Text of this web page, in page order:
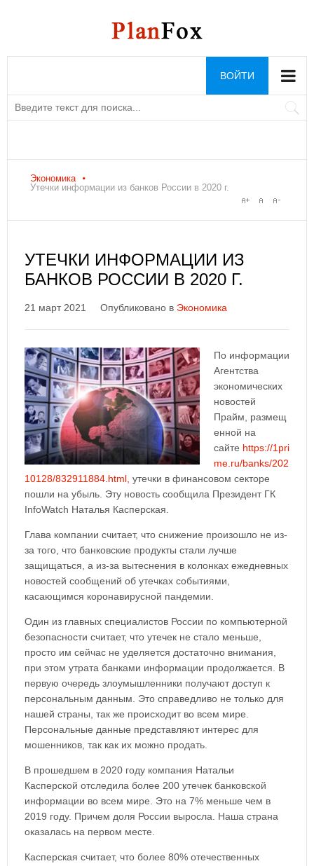
ВОЙТИ
Экономика
Утечки информации из банков России в 2020 г.
УТЕЧКИ ИНФОРМАЦИИ ИЗ
БАНКОВ РОССИИ В 2020 Г.
21 март 2021 Опубликовано в Экономика
По информации
Агентства
экономических
новостей
Прайм, размещ
енной на
сайте https://1pri
me.ru/banks/202
10128/832911884.html, утечки в финансовом секторе
пошли на убыль. Эту новость сообщила Президент ГК
InfoWatch Наталья Касперская.
Глава компании считает, что снижение произошло не из-
за того, что банковские продукты стали лучше
защищаться, а из-за вытеснения в колонках ежедневных
новостей сообщений об утечках событиями,
касающимся коронавирусной пандемии.
Один из главных специалистов России по компьютерной
безопасности считает, что утечек не стало меньше,
просто им сейчас не уделяется достаточно внимания,
при этом утрата банками информации продолжается. В
первую очередь злоумышленники получают доступ к
персональным данным. Это справедливо не только для
нашей страны, так же происходит во всем мире.
Персональные данные представляют интерес для
мошенников, так как их можно продать.
В прошедшем в 2020 году компания Натальи
Касперской отследила более 200 утечек банковской
информации во всем мире. Это на 7% меньше чем в
2019 году. Причем доля России выросла. Наша страна
оказалась на первом месте.
Касперская считает, что более 80% отечественных